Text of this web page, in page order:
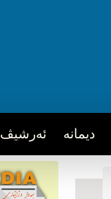
دیمانه ئه‌رشیڤ